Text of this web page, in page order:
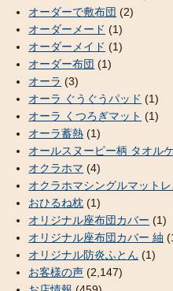
オーダーで敷布団 (2)
オーダーメード (1)
オーダーメイド (1)
オーダー布団 (1)
オーラ (3)
オーラ ぐうぐうパッド (1)
オーラ くつろぎマット (1)
オーラ蓄熱 (1)
オールスヌーピー柄 タオル
オクラホマ (4)
オクラホマシングルマットレ
おひるね枕 (1)
オリジナル座布団カバー (1)
オリジナル座布団カバー 紬
オリジナル防炎ふとん (1)
お客様の声 (2,147)